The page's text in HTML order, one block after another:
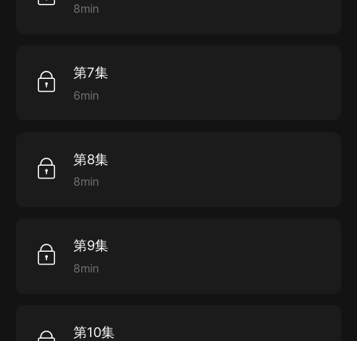
8min
第7集
6min
第8集
8min
第9集
8min
第10集